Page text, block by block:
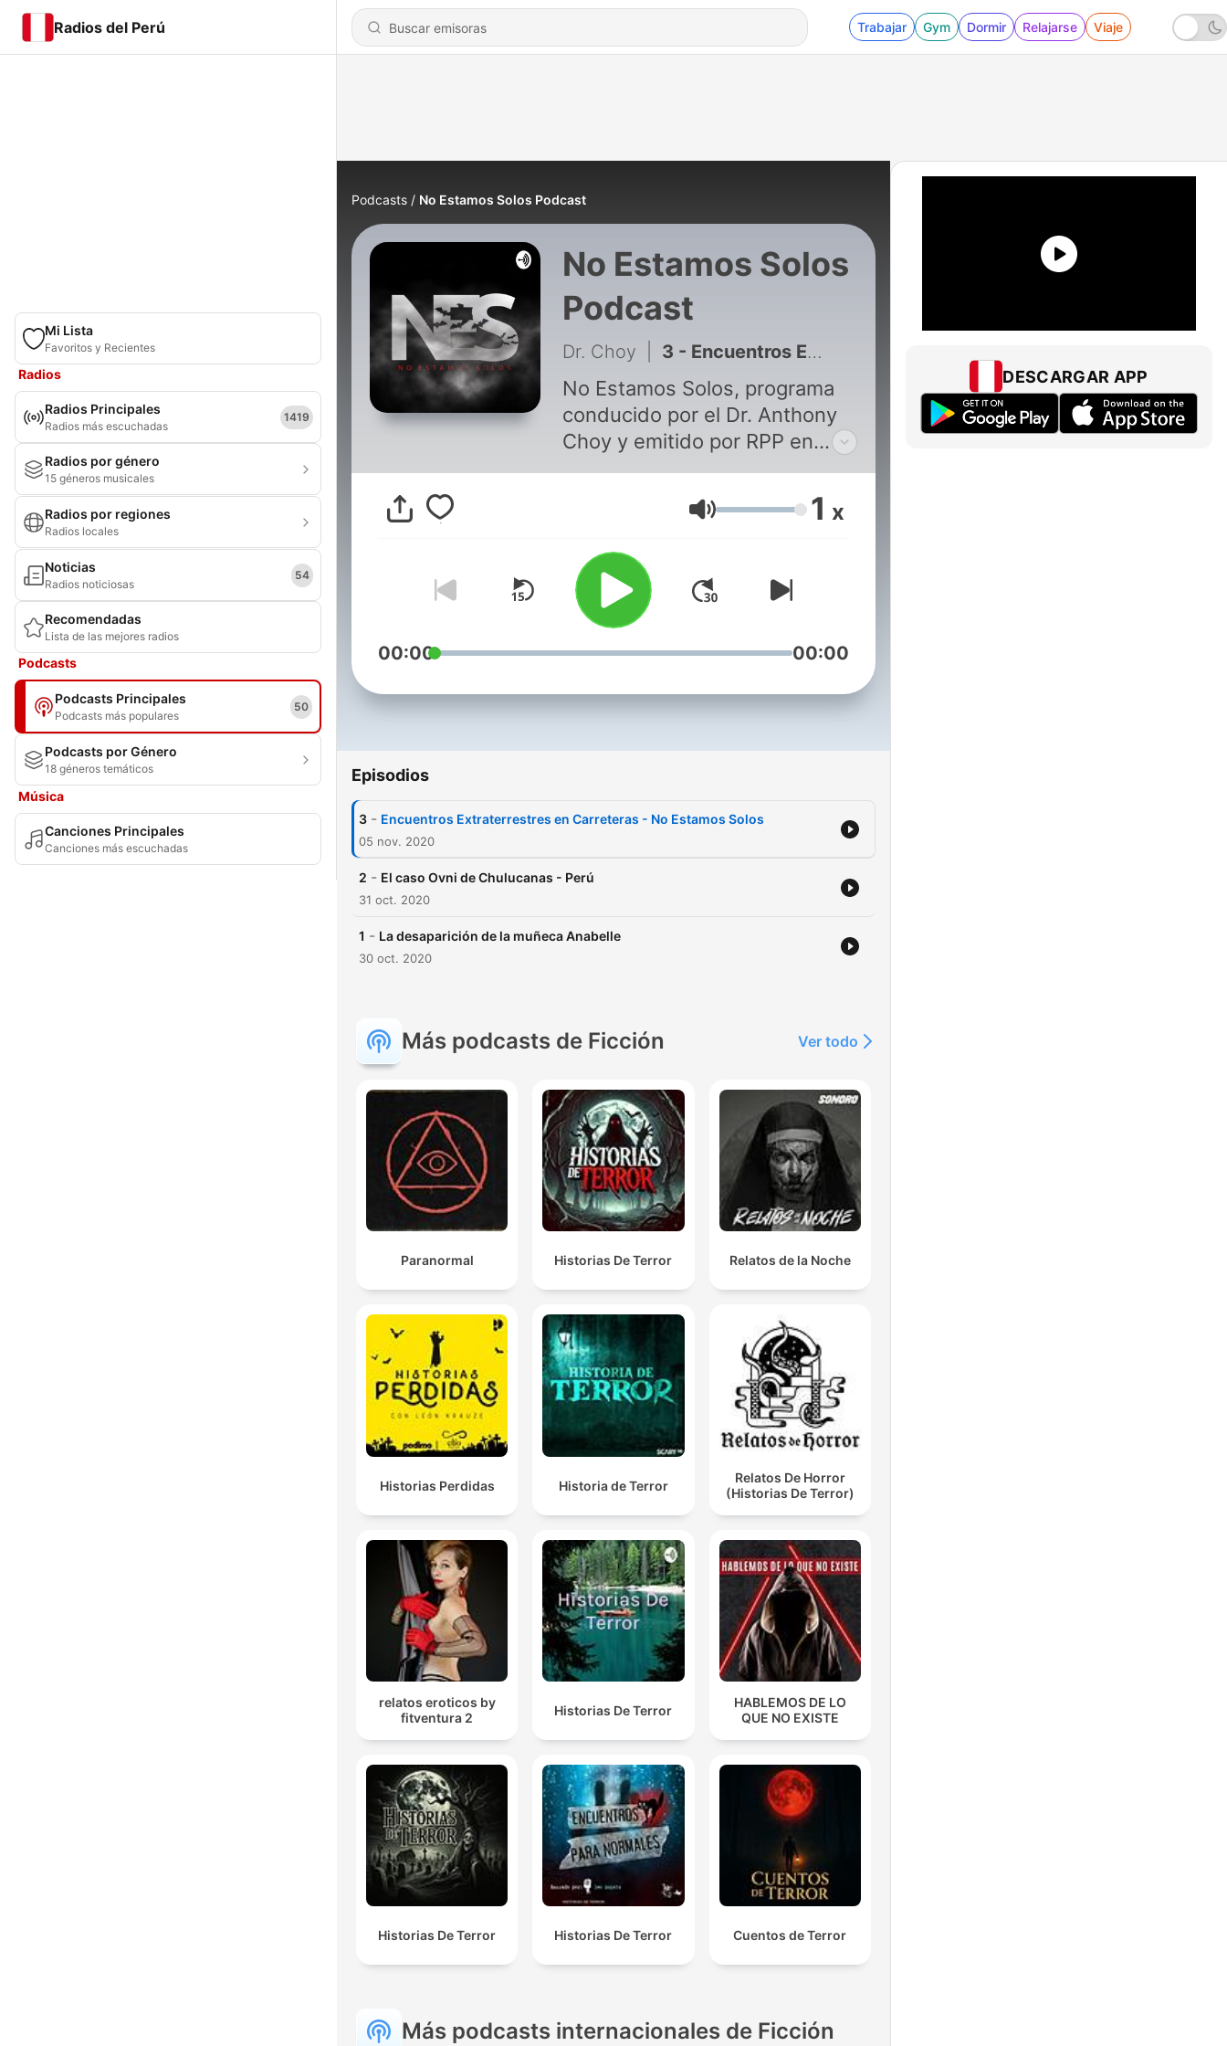
Radios del Perú Trabajar Gym Dormir Relajarse Viaje
Mi Lista
Favoritos y Recientes
Radios
Radios Principales
Radios más escuchadas
1419
Radios por género
15 géneros musicales
Radios por regiones
Radios locales
Noticias
Radios noticiosas
54
Recomendadas
Lista de las mejores radios
Podcasts
Podcasts Principales
Podcasts más populares
50
Podcasts por Género
18 géneros temáticos
Música
Canciones Principales
Canciones más escuchadas
Podcasts No Estamos Solos Podcast
No Estamos Solos
Podcast
Dr. Choy 3 - Encuentros Extraterrestres en Carreteras - No Estamos Solos
No Estamos Solos, programa
conducido por el Dr. Anthony
Choy y emitido por RPP en
reemplazo del programa Viaje
a Otra Dimensión de radio
Volumen 1 x
00:00 00:00
Episodios
3 - Encuentros Extraterrestres en Carreteras - No Estamos Solos
05 nov. 2020
2 - El caso Ovni de Chulucanas - Perú
31 oct. 2020
1 - La desaparición de la muñeca Anabelle
30 oct. 2020
Más podcasts de Ficción Ver todo
Paranormal Historias De Terror Relatos de la Noche
Historias Perdidas Historia de Terror
Relatos De Horror
(Historias De Terror)
relatos eroticos by
fitventura 2
Historias De Terror
HABLEMOS DE LO
QUE NO EXISTE
Historias De Terror Historias De Terror Cuentos de Terror
Más podcasts internacionales de Ficción
DESCARGAR APP